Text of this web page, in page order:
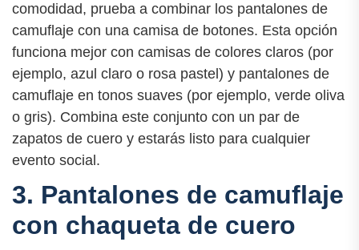
comodidad, prueba a combinar los pantalones de
camuflaje con una camisa de botones. Esta opción
funciona mejor con camisas de colores claros (por
ejemplo, azul claro o rosa pastel) y pantalones de
camuflaje en tonos suaves (por ejemplo, verde oliva
o gris). Combina este conjunto con un par de
zapatos de cuero y estarás listo para cualquier
evento social.
3. Pantalones de camuflaje
con chaqueta de cuero